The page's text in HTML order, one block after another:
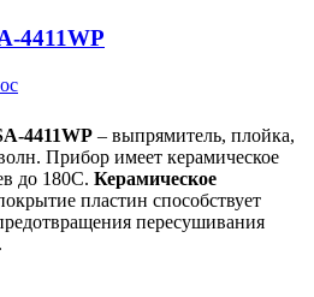
4411WP
4411WP – выпрямитель, плойка,
Прибор имеет керамическое
до 180С. Керамическое
пластин способствует
пересушивания